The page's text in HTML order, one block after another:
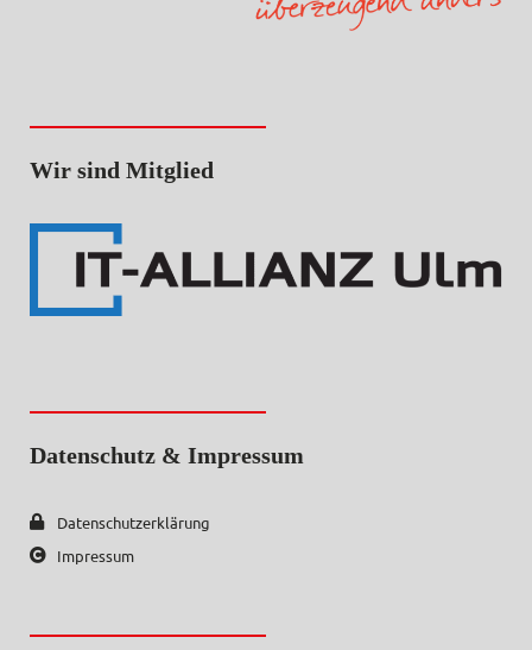
Wir sind Mitglied
Datenschutz & Impressum
Datenschutzerklärung
Impressum